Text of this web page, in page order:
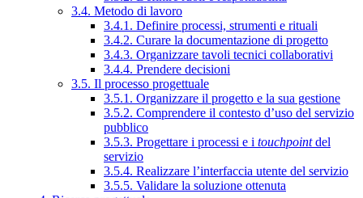
3.4. Metodo di lavoro
3.4.1. Definire processi, strumenti e rituali
3.4.2. Curare la documentazione di progetto
3.4.3. Organizzare tavoli tecnici collaborativi
3.4.4. Prendere decisioni
3.5. Il processo progettuale
3.5.1. Organizzare il progetto e la sua gestione
3.5.2. Comprendere il contesto d’uso del servizio
pubblico
3.5.3. Progettare i processi e i touchpointdel
servizio
3.5.4. Realizzare l’interfaccia utente del servizio
3.5.5. Validare la soluzione ottenuta